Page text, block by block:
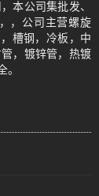
本公司集批发、
，公司主营螺旋
槽钢，冷板，中
，镀锌管，热镀
。